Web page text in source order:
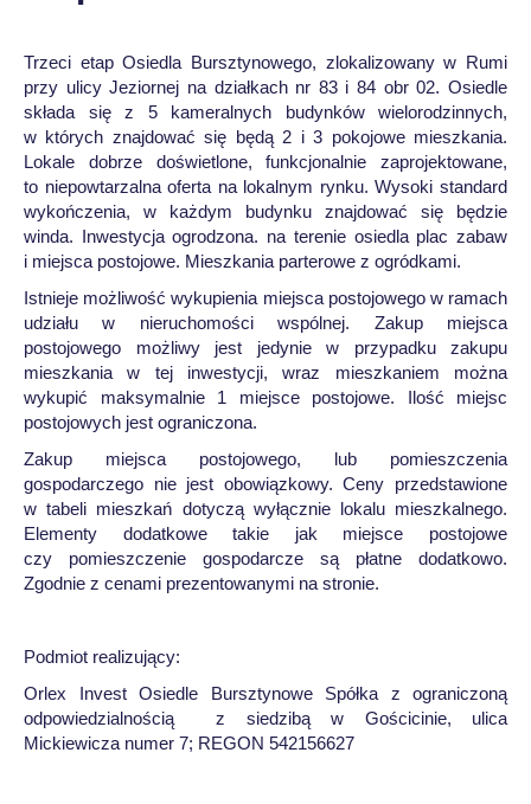
Trzeci etap Osiedla Bursztynowego, zlokalizowany w Rumi
przy ulicy Jeziornej na działkach nr 83 i 84 obr 02. Osiedle
składa się z 5 kameralnych budynków wielorodzinnych,
w których znajdować się będą 2 i 3 pokojowe mieszkania.
Lokale dobrze doświetlone, funkcjonalnie zaprojektowane,
to niepowtarzalna oferta na lokalnym rynku. Wysoki standard
wykończenia, w każdym budynku znajdować się będzie
winda. Inwestycja ogrodzona. na terenie osiedla plac zabaw
i miejsca postojowe. Mieszkania parterowe z ogródkami.
Istnieje możliwość wykupienia miejsca postojowego w ramach
udziału w nieruchomości wspólnej. Zakup miejsca
postojowego możliwy jest jedynie w przypadku zakupu
mieszkania w tej inwestycji, wraz mieszkaniem można
wykupić maksymalnie 1 miejsce postojowe. Ilość miejsc
postojowych jest ograniczona.
Zakup miejsca postojowego, lub pomieszczenia
gospodarczego nie jest obowiązkowy. Ceny przedstawione
w tabeli mieszkań dotyczą wyłącznie lokalu mieszkalnego.
Elementy dodatkowe takie jak miejsce postojowe
czy pomieszczenie gospodarcze są płatne dodatkowo.
Zgodnie z cenami prezentowanymi na stronie.
Podmiot realizujący:
Orlex Invest Osiedle Bursztynowe Spółka z ograniczoną
odpowiedzialnością z siedzibą w Gościcinie, ulica
Mickiewicza numer 7; REGON 542156627